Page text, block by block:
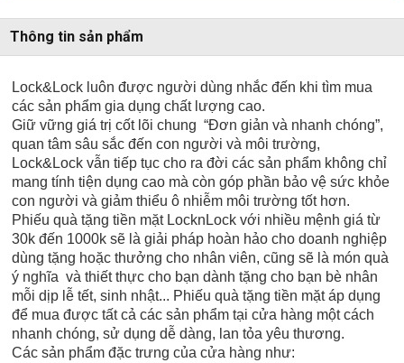
Thông tin sản phẩm
Lock&Lock luôn được người dùng nhắc đến khi tìm mua
các sản phẩm gia dụng chất lượng cao.
Giữ vững giá trị cốt lõi chung “Đơn giản và nhanh chóng”,
quan tâm sâu sắc đến con người và môi trường,
Lock&Lock vẫn tiếp tục cho ra đời các sản phẩm không chỉ
mang tính tiện dụng cao mà còn góp phần bảo vệ sức khỏe
con người và giảm thiểu ô nhiễm môi trường tốt hơn.
Phiếu quà tặng tiền mặt LocknLock với nhiều mệnh giá từ
30k đến 1000k sẽ là giải pháp hoàn hảo cho doanh nghiệp
dùng tặng hoặc thưởng cho nhân viên, cũng sẽ là món quà
ý nghĩa và thiết thực cho bạn dành tặng cho bạn bè nhân
mỗi dịp lễ tết, sinh nhật... Phiếu quà tặng tiền mặt áp dụng
để mua được tất cả các sản phẩm tại cửa hàng một cách
nhanh chóng, sử dụng dễ dàng, lan tỏa yêu thương.
Các sản phẩm đặc trưng của cửa hàng như: